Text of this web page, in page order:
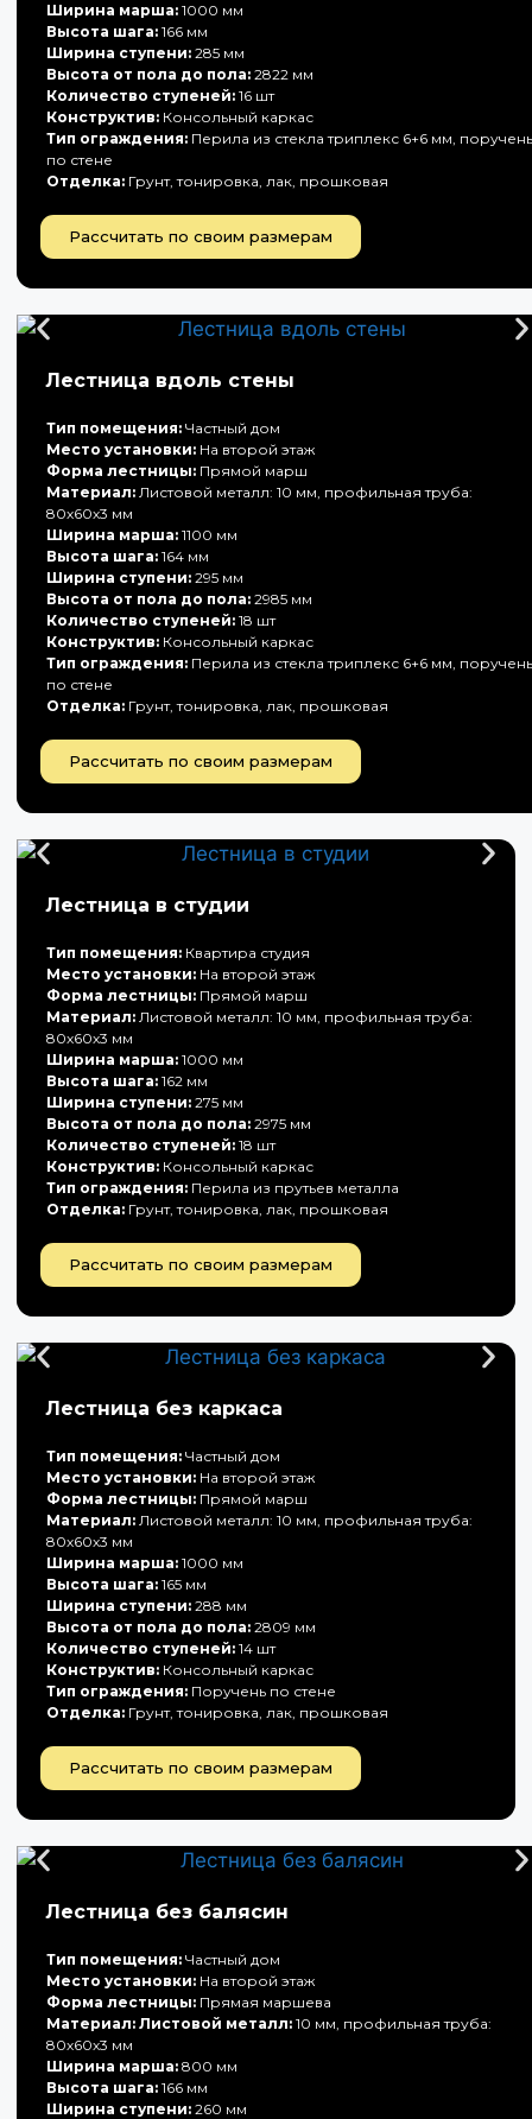
Ширина марша: 1000 мм
Высота шага: 166 мм
Ширина ступени: 285 мм
Высота от пола до пола: 2822 мм
Количество ступеней: 16 шт
Конструктив: Консольный каркас
Тип ограждения: Перила из стекла триплекс 6+6 мм, поручень
по стене
Отделка: Грунт, тонировка, лак, прошковая
Рассчитать по своим размерам
Лестница вдоль стены
Тип помещения: Частный дом
Место установки: На второй этаж
Форма лестницы: Прямой марш
Материал: Листовой металл: 10 мм, профильная труба:
80х60х3 мм
Ширина марша: 1100 мм
Высота шага: 164 мм
Ширина ступени: 295 мм
Высота от пола до пола: 2985 мм
Количество ступеней: 18 шт
Конструктив: Консольный каркас
Тип ограждения: Перила из стекла триплекс 6+6 мм, поручень
по стене
Отделка: Грунт, тонировка, лак, прошковая
Рассчитать по своим размерам
Лестница в студии
Тип помещения: Квартира студия
Место установки: На второй этаж
Форма лестницы: Прямой марш
Материал: Листовой металл: 10 мм, профильная труба:
80х60х3 мм
Ширина марша: 1000 мм
Высота шага: 162 мм
Ширина ступени: 275 мм
Высота от пола до пола: 2975 мм
Количество ступеней: 18 шт
Конструктив: Консольный каркас
Тип ограждения: Перила из прутьев металла
Отделка: Грунт, тонировка, лак, прошковая
Рассчитать по своим размерам
Лестница без каркаса
Тип помещения: Частный дом
Место установки: На второй этаж
Форма лестницы: Прямой марш
Материал: Листовой металл: 10 мм, профильная труба:
80х60х3 мм
Ширина марша: 1000 мм
Высота шага: 165 мм
Ширина ступени: 288 мм
Высота от пола до пола: 2809 мм
Количество ступеней: 14 шт
Конструктив: Консольный каркас
Тип ограждения: Поручень по стене
Отделка: Грунт, тонировка, лак, прошковая
Рассчитать по своим размерам
Лестница без балясин
Тип помещения: Частный дом
Место установки: На второй этаж
Форма лестницы: Прямая маршева
Материал: Листовой металл: 10 мм, профильная труба:
80х60х3 мм
Ширина марша: 800 мм
Высота шага: 166 мм
Ширина ступени: 260 мм